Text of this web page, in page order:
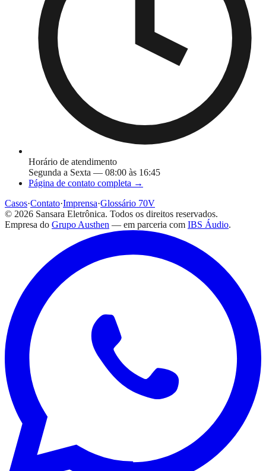
Horário de atendimento
Segunda a Sexta — 08:00 às 16:45
Página de contato completa →
Casos·Contato·Imprensa·Glossário 70V
© 2026 Sansara Eletrônica. Todos os direitos reservados.
Empresa do Grupo Austhen — em parceria com IBS Áudio.